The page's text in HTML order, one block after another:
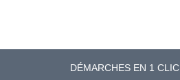
DÉMARCHES EN 1 CLIC